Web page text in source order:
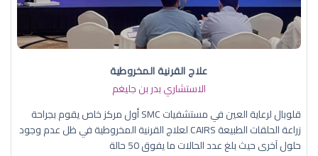
علاج القرنية المخروطية
الاستشاري بدر بن جليغم
قلوبال لرعاية العين في مستشفيات SMC أول مركز خاص يقوم بجراحة
زراعة الحلقات الطبيعة CAIRS لعلاج القرنية المخروطية في ظل عدم وجود
حلول آخرى حيث بلغ عدد الحالات ما يفوق 50 حالة